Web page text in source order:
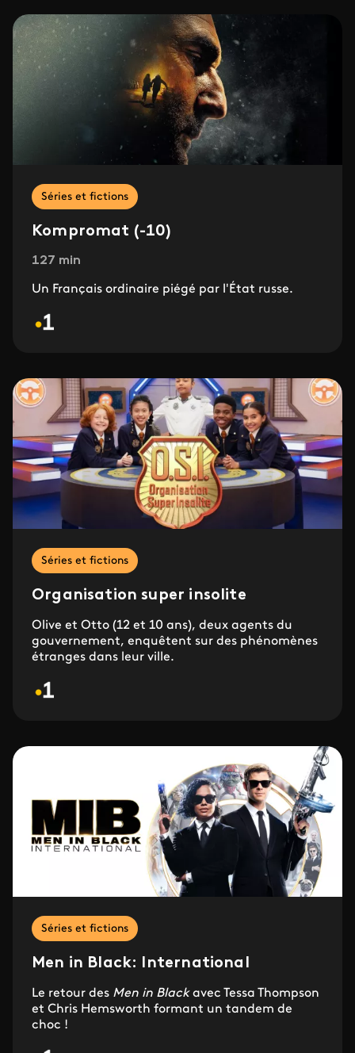
Séries et fictions
Kompromat (-10)
127 min
Un Français ordinaire piégé par l'État russe.
Séries et fictions
Organisation super insolite
Olive et Otto (12 et 10 ans), deux agents du
gouvernement, enquêtent sur des phénomènes
étranges dans leur ville.
Séries et fictions
Men in Black: International
Le retour des Men in Blackavec Tessa Thompson
et Chris Hemsworth formant un tandem de
choc !